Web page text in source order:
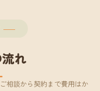
れ
相談から契約まで費用はか